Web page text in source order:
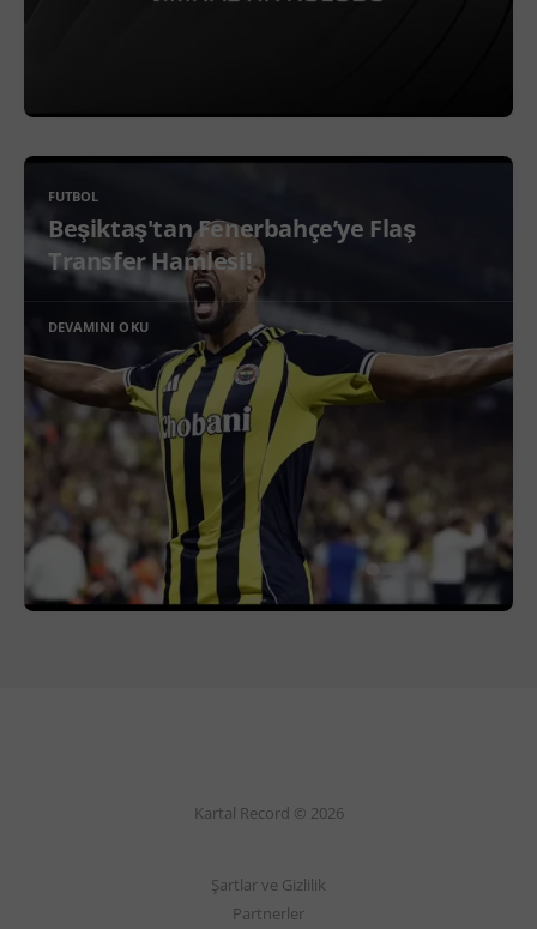
FUTBOL
Beşiktaş'tan Fenerbahçe’ye Flaş
Transfer Hamlesi!
DEVAMINI OKU
Kartal Record © 2026
Şartlar ve Gizlilik
Partnerler